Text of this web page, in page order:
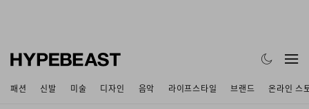
패션 신발 미술 디자인 음악 라이프스타일 브랜드 온라인 스